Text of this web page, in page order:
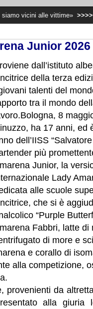
vittime» >>>>> Banche
Junior 2026
dall’istituto
della terza
talenti del
tra il mondo
8
ha 17 anni, ed
dell’IISS
più
Junior, la
Lady
alle scuole
che si è
“Purple
Fabbri, latte di
di more e
e corallo di
alla competizione,
provenienti da
alla giuria